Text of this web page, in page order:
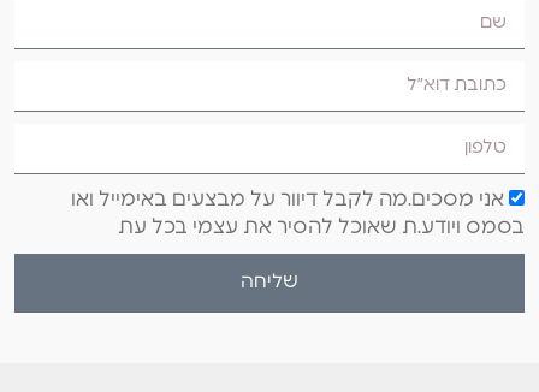
אני מסכים.מה לקבל דיוור על מבצעים באימייל ואו
בסמס ויודע.ת שאוכל להסיר את עצמי בכל עת
שליחה